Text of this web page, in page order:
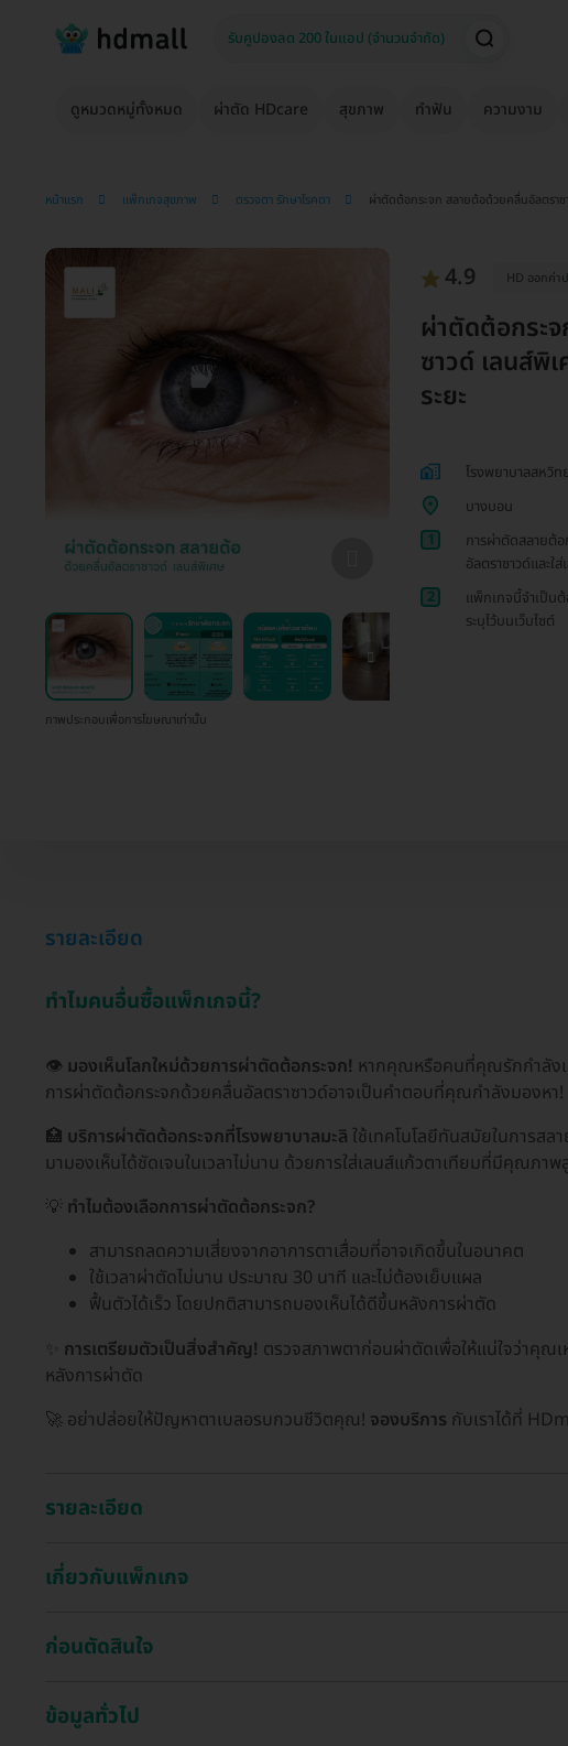
ดูหมวดหมู่ทั้งหมด ผ่าตัด HDcare สุขภาพ ทำฟัน ความงาม
หน้าแรก แพ็กเกจสุขภาพ ตรวจตา รักษาโรคตา ผ่าตัดต้อกระจก สลายต้อด้วยคลื่นอัลตรา
ภาพประกอบเพื่อการโฆษณาเท่านั้น
4.9 HD ออกค่า
ผ่าตัดต้อกระ
ซาวด์ เลนส์พิ
ระยะ
โรงพยาบาลสหวิท
บางบอน
1
การผ่าตัดสลายต้
อัลตราซาวด์และใ
2
แพ็กเกจนี้จำเป็น
ระบุไว้บนเว็บไซต์
รายละเอียด
ทำไมคนอื่นซื้อแพ็กเกจนี้?
👁️ มองเห็นโลกใหม่ด้วยการผ่าตัดต้อกระจก! หากคุณหรือคนที่คุณรักกำลัง
การผ่าตัดต้อกระจกด้วยคลื่นอัลตราซาวด์อาจเป็นคำตอบที่คุณกำลังมองหา!
🏥 บริการผ่าตัดต้อกระจกที่โรงพยาบาลมะลิ ใช้เทคโนโลยีทันสมัยในการส
มามองเห็นได้ชัดเจนในเวลาไม่นาน ด้วยการใส่เลนส์แก้วตาเทียมที่มีคุณภา
💡 ทำไมต้องเลือกการผ่าตัดต้อกระจก?
สามารถลดความเสี่ยงจากอาการตาเสื่อมที่อาจเกิดขึ้นในอนาคต
ใช้เวลาผ่าตัดไม่นาน ประมาณ 30 นาที และไม่ต้องเย็บแผล
ฟื้นตัวได้เร็ว โดยปกติสามารถมองเห็นได้ดีขึ้นหลังการผ่าตัด
การเตรียมตัวเป็นสิ่งสำคัญ! ตรวจสภาพตาก่อนผ่าตัดเพื่อให้แน่ใจว่าคุณ
หลังการผ่าตัด
🚀 อย่าปล่อยให้ปัญหาตาเบลอรบกวนชีวิตคุณ! จองบริการ กับเราได้ที่
รายละเอียด
เกี่ยวกับแพ็กเกจ
ก่อนตัดสินใจ
ข้อมูลทั่วไป